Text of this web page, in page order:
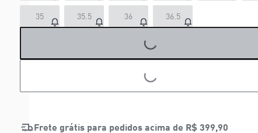
35 35.5 36 36.5
LOADING...
LOADING...
Frete grátis para pedidos acima de R$ 399,90